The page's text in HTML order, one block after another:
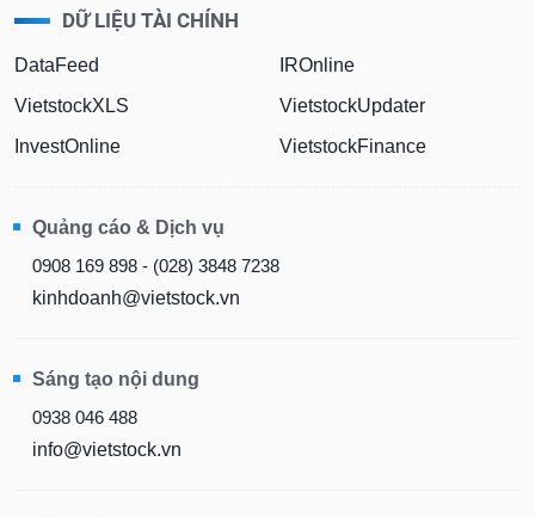
DỮ LIỆU TÀI CHÍNH
DataFeed
VietstockXLS
InvestOnline
IROnline
VietstockUpdater
VietstockFinance
Quảng cáo & Dịch vụ
0908 169 898 - (028) 3848 7238
kinhdoanh@vietstock.vn
Sáng tạo nội dung
0938 046 488
info@vietstock.vn